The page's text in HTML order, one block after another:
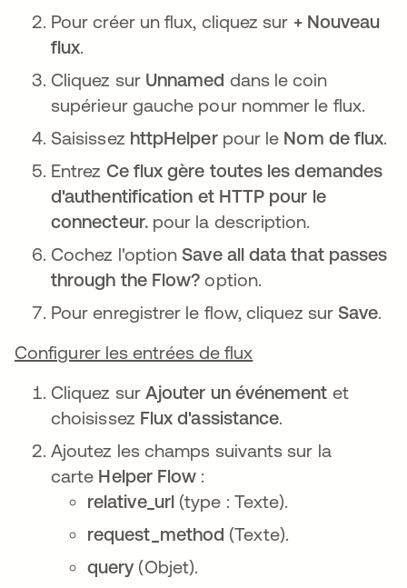
Pour créer un flux, cliquez sur + Nouveau
flux.
Cliquez sur Unnamed dans le coin
supérieur gauche pour nommer le flux.
Saisissez httpHelperpour le Nom de flux.
Entrez Ce flux gère toutes les demandes
d'authentification et HTTP pour le
connecteur.pour la description.
Cochez l'option Save all data that passes
through the Flow? option.
Pour enregistrer le flow, cliquez sur Save.
Configurer les entrées de flux
Cliquez sur Ajouter un événement et
choisissez Flux d'assistance.
Ajoutez les champs suivants sur la
carte Helper Flow :
relative_url(type : Texte).
request_method (Texte).
query (Objet).